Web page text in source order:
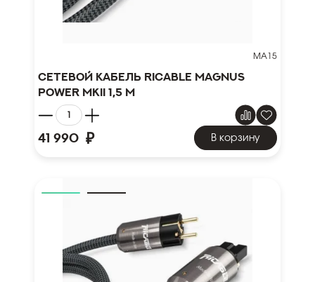
MA15
Сетевой кабель Ricable Magnus
Power MKII 1,5 m
41 990 ₽ В корзину